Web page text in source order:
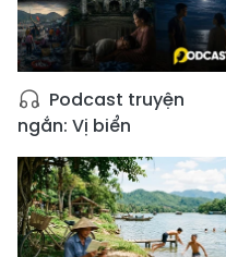
Podcast truyện
ngắn: Vị biển